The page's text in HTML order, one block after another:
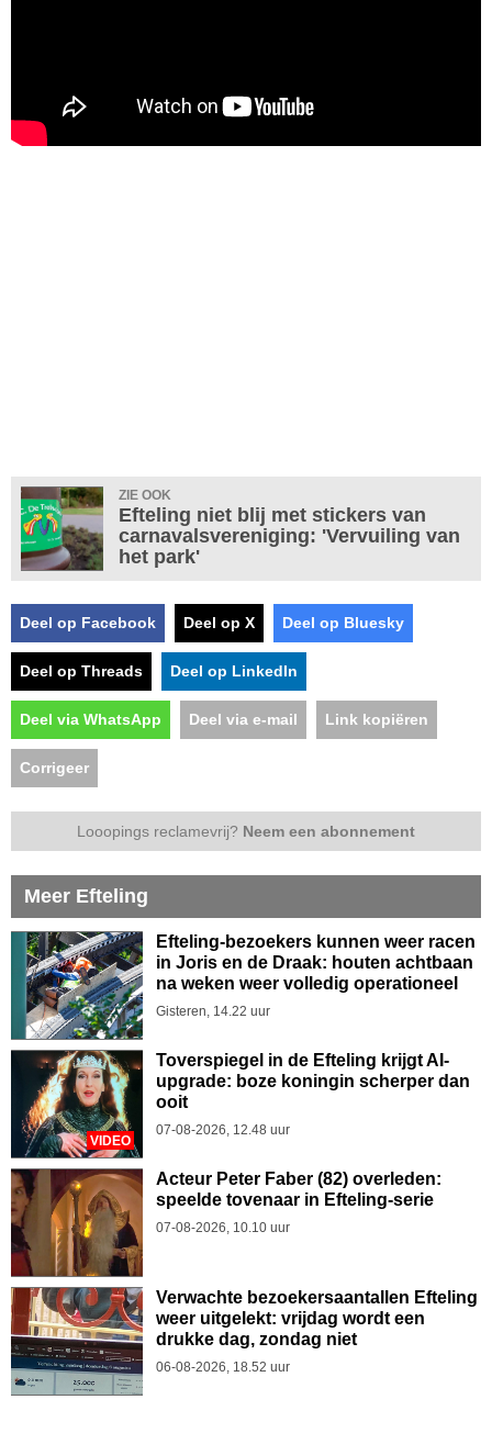
ZIE OOK
Efteling niet blij met stickers van
carnavalsvereniging: 'Vervuiling van
het park'
Deel op Facebook Deel op X Deel op Bluesky
Deel op Threads Deel op LinkedIn
Deel via WhatsApp Deel via e-mail Link kopiëren
Corrigeer
Looopings reclamevrij? Neem een abonnement
Meer Efteling
Efteling-bezoekers kunnen weer racen
in Joris en de Draak: houten achtbaan
na weken weer volledig operationeel
Gisteren, 14.22 uur
VIDEO
Toverspiegel in de Efteling krijgt AI-
upgrade: boze koningin scherper dan
ooit
07-08-2026, 12.48 uur
Acteur Peter Faber (82) overleden:
speelde tovenaar in Efteling-serie
07-08-2026, 10.10 uur
Verwachte bezoekersaantallen Efteling
weer uitgelekt: vrijdag wordt een
drukke dag, zondag niet
06-08-2026, 18.52 uur